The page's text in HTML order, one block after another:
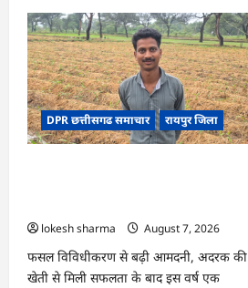
CG
:
गेंदे
की
खेती
से
कुमारी
चंद्राकर
ने
बढ़ाई
अपनी
DPR छत्तीसगढ समाचार रायपुर जिला
lokesh sharma
August 7, 2026
फसल विविधीकरण से बढ़ी आमदनी, अदरक की
खेती से मिली सफलता के बाद इस वर्ष एक